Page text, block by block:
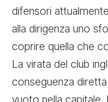
difensori
alla dirigenza uno
coprire quella che
La virata del club
conseguenza
vuoto nella capitale. I